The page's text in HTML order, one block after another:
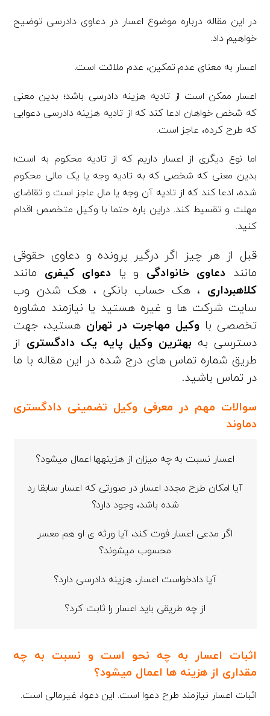
در این مقاله درباره موضوع اعسار در دعاوی دادرسی توضیح
خواهیم داد.
اعسار به معنای عدم تمکین، عدم ملائت است.
اعسار ممکن است از تادیه هزینه دادرسی باشد؛ بدین معنی
که شخص خواهان ادعا کند که از تادیه هزینه دادرسی دعوایی
که طرح کرده، عاجز است.
اما نوع دیگری از اعسار داریم که از تادیه محکوم به است؛
بدین معنی که شخصی که به تادیه وجه یا یک مالی محکوم
شده، ادعا کند که از تادیه آن وجه یا مال عاجز است و تقاضای
مهلت و تقسیط کند. دراین باره حتما با وکیل متخصص اقدام
کنید.
قبل از هر چیز اگر درگیر پرونده و دعاوی حقوقی
مانند دعاوی خانوادگی و یا دعوای کیفری مانند
کلاهبرداری ، هک حساب بانکی ، هک شدن وب
سایت شرکت ها و غیره هستید یا نیازمند مشاوره
تخصصی باوکیل مهاجرت در تهران هستید، جهت
دسترسی به بهترین وکیل پایه یک دادگستری از
طریق شماره تماس های درج شده در این مقاله با ما
در تماس باشید.
سوالات مهم در معرفی وکیل تضمینی دادگستری
دماوند
اعسار نسبت به چه میزان از هزینه­ها اعمال می­شود؟
آیا امکان طرح مجدد اعسار در صورتی که اعسار سابقا رد
شده باشد، وجود دارد؟
اگر مدعی اعسار فوت کند،‌ آیا ورثه ی او هم معسر
محسوب می­شوند؟
آیا دادخواست اعسار، هزینه دادرسی دارد؟
از چه طریقی باید اعسار را ثابت کرد؟
اثبات اعسار به چه نحو است و نسبت به چه
مقداری از هزینه ها اعمال می­شود؟
اثبات اعسار نیازمند طرح دعوا است. این دعوا، غیرمالی است.